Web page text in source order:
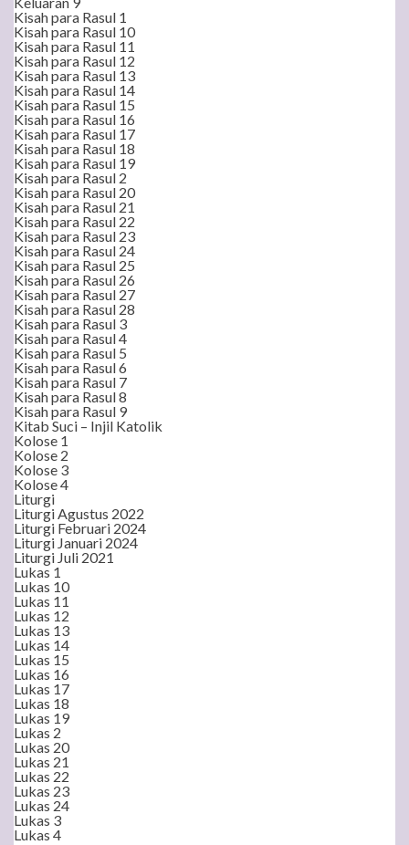
Kisah para Rasul 1
Kisah para Rasul 10
Kisah para Rasul 11
Kisah para Rasul 12
Kisah para Rasul 13
Kisah para Rasul 14
Kisah para Rasul 15
Kisah para Rasul 16
Kisah para Rasul 17
Kisah para Rasul 18
Kisah para Rasul 19
Kisah para Rasul 2
Kisah para Rasul 20
Kisah para Rasul 21
Kisah para Rasul 22
Kisah para Rasul 23
Kisah para Rasul 24
Kisah para Rasul 25
Kisah para Rasul 26
Kisah para Rasul 27
Kisah para Rasul 28
Kisah para Rasul 3
Kisah para Rasul 4
Kisah para Rasul 5
Kisah para Rasul 6
Kisah para Rasul 7
Kisah para Rasul 8
Kisah para Rasul 9
Kitab Suci – Injil Katolik
Kolose 1
Kolose 2
Kolose 3
Kolose 4
Liturgi
Liturgi Agustus 2022
Liturgi Februari 2024
Liturgi Januari 2024
Liturgi Juli 2021
Lukas 1
Lukas 10
Lukas 11
Lukas 12
Lukas 13
Lukas 14
Lukas 15
Lukas 16
Lukas 17
Lukas 18
Lukas 19
Lukas 2
Lukas 20
Lukas 21
Lukas 22
Lukas 23
Lukas 24
Lukas 3
Lukas 4